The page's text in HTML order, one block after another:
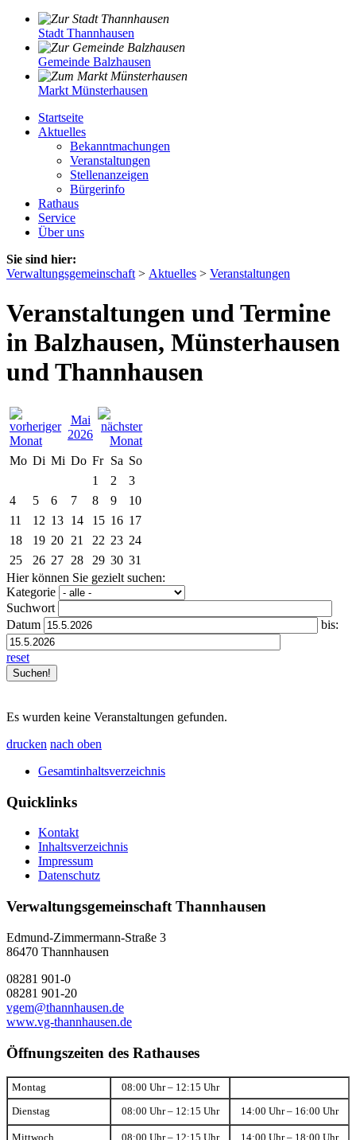
Stadt Thannhausen
Gemeinde Balzhausen
Markt Münsterhausen
Startseite
Aktuelles
Bekanntmachungen
Veranstaltungen
Stellenanzeigen
Bürgerinfo
Rathaus
Service
Über uns
Sie sind hier:
Verwaltungsgemeinschaft > Aktuelles > Veranstaltungen
Veranstaltungen und Termine
in Balzhausen, Münsterhausen
und Thannhausen
Mai
2026
Mo Di Mi Do Fr Sa So
1
2
3
4
5 6 7 8 9
10
11
12 13 14 15 16 17
18
19 20 21 22 23 24
25
26 27 28 29 30 31
Hier können Sie gezielt suchen:
Kategorie
Suchwort
Datum
bis:
reset
Es wurden keine Veranstaltungen gefunden.
drucken nach oben
Gesamtinhaltsverzeichnis
Quicklinks
Kontakt
Inhaltsverzeichnis
Impressum
Datenschutz
Verwaltungsgemeinschaft Thannhausen
Edmund-Zimmermann-Straße 3
86470 Thannhausen
08281 901-0
08281 901-20
vgem@thannhausen.de
www.vg-thannhausen.de
Öffnungszeiten des Rathauses
Montag 08:00 Uhr – 12:15 Uhr
Dienstag 08:00 Uhr – 12:15 Uhr 14:00 Uhr – 16:00 Uhr